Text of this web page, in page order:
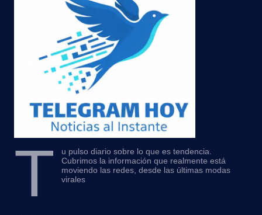
T
u pulso diario sobre lo que es tendencia.
Cubrimos la información que realmente está
moviendo las redes, desde las últimas modas
virales